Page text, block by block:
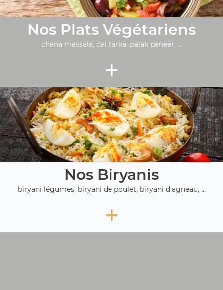
Nos Plats Végétariens
chana massala, dal tarka, palak paneer, ...
+
Nos Biryanis
biryani légumes, biryani de poulet, biryani d'agneau, ...
+